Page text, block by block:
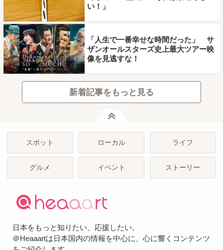
い！」
「人生で一番幸せな時間だった」 サ
ザンオールスターズ史上最大ツアー映
像を見逃すな！
新着記事をもっと見る
スポット ローカル ライフ
グルメ イベント ストーリー
日本をもっと知りたい、応援したい。
＠Heaaartは日本国内の情報を中心に、心に響くコンテンツ